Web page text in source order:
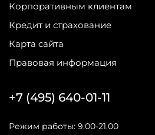
Корпоративным клиентам
Кредит и страхование
Карта сайта
Правовая информация
+7 (495) 640-01-11
Режим работы: 9.00-21.00